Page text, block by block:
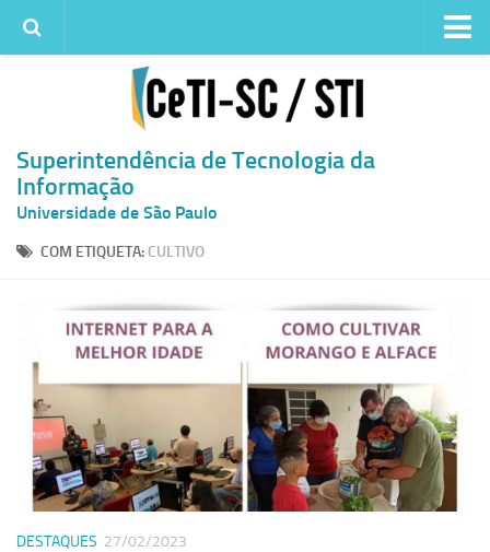
Quem somos
Histórico
Metas e ações
Superintendência de TI
Atendimento
Atendimento ao Usuário
Competências
Infraestrutura
Superintendência de Tecnologia da
Informação
Universidade de São Paulo
COM ETIQUETA: CULTIVO
DESTAQUES 27/02/2023